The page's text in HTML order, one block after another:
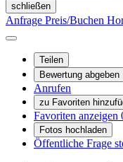
schließen
Anfrage Preis/Buchen
Teilen
Bewertung abgeben
Anrufen
zu Favoriten
Favoriten anzeigen
Fotos hochladen
Öffentliche Frage